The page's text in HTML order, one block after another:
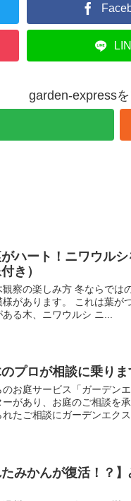
garden-express
がハート！ニワウル
き）
観察の楽しみ方 冬ならでは
様があります。 これは葉が
る木、ニワウルシ ニ...
のプロが相談に乗り
のお庭サービス「ガーデン
ーがあり、お庭のご相談を
れたご相談にガーデンエク
たみかんが復活！？